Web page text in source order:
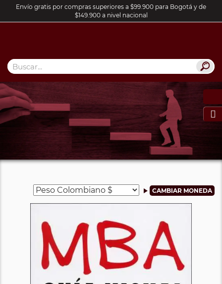
Envío gratis por compras superiores a $99.900 para Bogotá y de
$149.900 a nivel nacional
